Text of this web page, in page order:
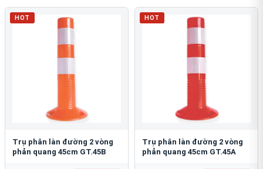
HOT
Trụ phân làn đường 2 vòng
phản quang 45cm GT.45B
HOT
Trụ phân làn đường 2 vòng
phản quang 45cm GT.45A